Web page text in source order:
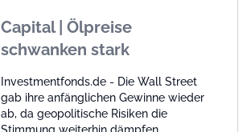
Capital | Ölpreise
schwanken stark
Investmentfonds.de - Die Wall Street
gab ihre anfänglichen Gewinne wieder
ab, da geopolitische Risiken die